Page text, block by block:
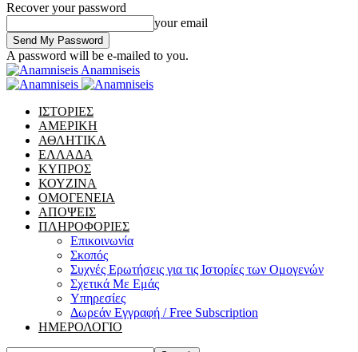
Recover your password
your email
A password will be e-mailed to you.
Anamniseis
ΙΣΤΟΡΙΕΣ
ΑΜΕΡΙΚΗ
ΑΘΛΗΤΙΚΑ
ΕΛΛΑΔΑ
ΚΥΠΡΟΣ
ΚΟΥΖΙΝΑ
ΟΜΟΓΕΝΕΙΑ
ΑΠΟΨΕΙΣ
ΠΛΗΡΟΦΟΡΙΕΣ
Επικοινωνία
Σκοπός
Συχνές Ερωτήσεις για τις Ιστορίες των Ομογενών
Σχετικά Με Εμάς
Υπηρεσίες
Δωρεάν Εγγραφή / Free Subscription
ΗΜΕΡΟΛΟΓΙΟ